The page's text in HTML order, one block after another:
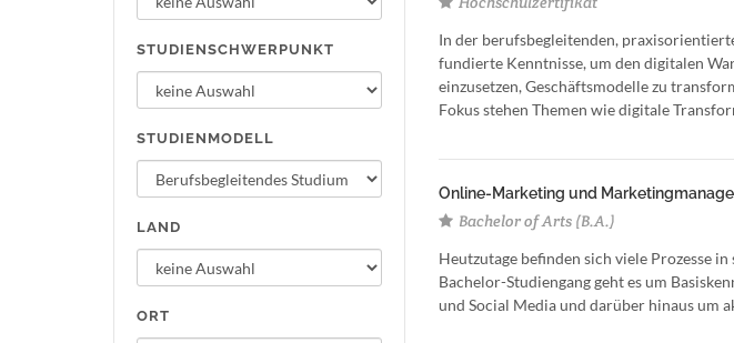
STUDIENSCHWERPUNKT
STUDIENMODELL
LAND
ORT
In der berufsbegleitenden,
fundierte Kenntnisse, um den digitalen
einzusetzen, Geschäftsmodelle zu
Fokus stehen Themen wie digitale
Online-Marketing und
Bachelor of Arts (B.A.)
Heutzutage befinden sich viele Prozesse
Bachelor-Studiengang geht es um
und Social Media und darüber hinaus um